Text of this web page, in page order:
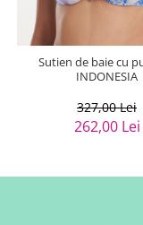
Sutien de baie cu
INDONESIA
327,00 Lei
262,00 Lei